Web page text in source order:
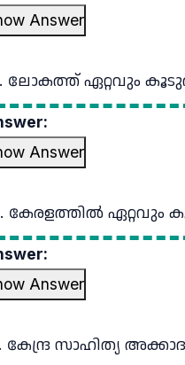
Answer
ലോകത്ത് ഏറ്റവും
Answer
കേരളത്തിൽ ഏറ്റവും
Answer
കേന്ദ്ര സാഹിത്യ